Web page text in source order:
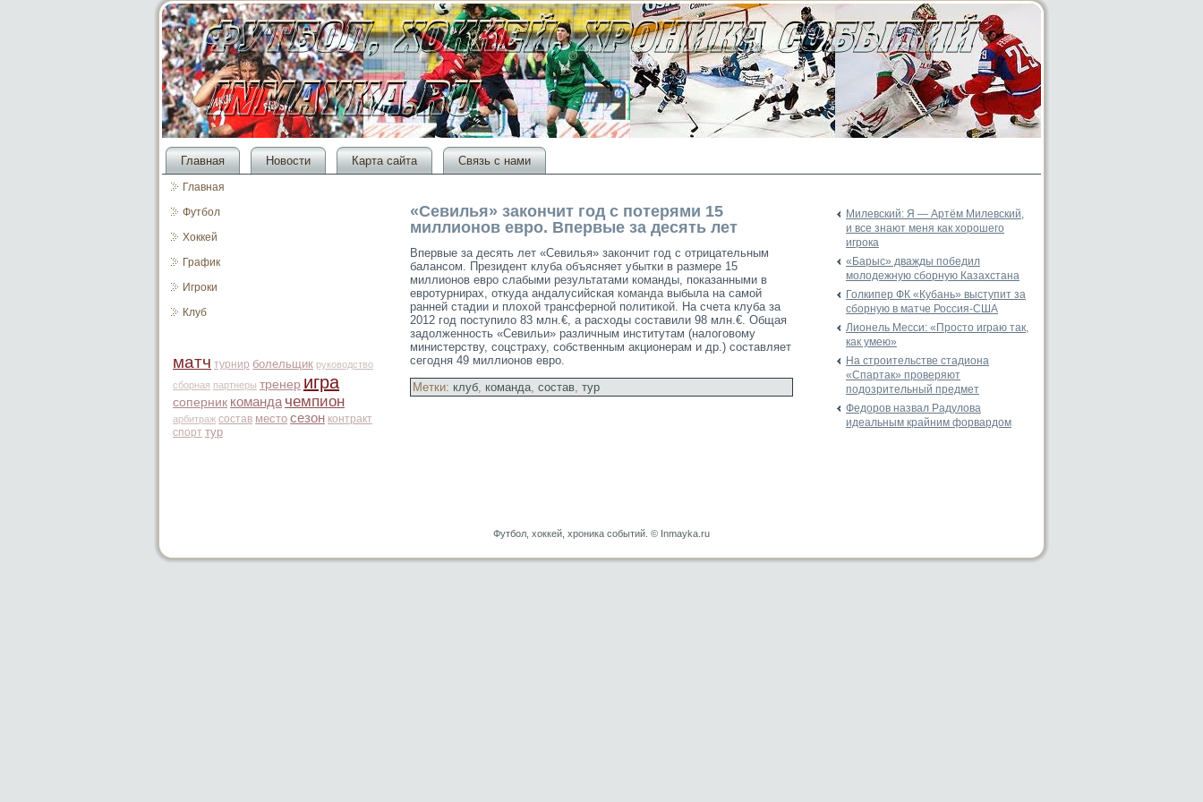
Главная Новости Карта сайта Связь с нами
Главная
Футбол
Хоккей
График
Игроки
Клуб
матч турнир болельщик руководство
сборная партнеры тренер игра
соперник команда чемпион
арбитраж состав место сезон контракт
спорт тур
«Севилья» закончит год с потерями 15
миллионов евро. Впервые за десять лет
Впервые за десять лет «Севилья» закончит год с отрицательным
балансом. Президент клуба объясняет убытки в размере 15
миллионов евро слабыми результатами команды, показанными в
евротурнирах, откуда андалусийская командавыбыла на самой
ранней стадии и плохой трансферной политикой. На счета клуба за
2012 год поступило 83 млн.€, а расходы составили 98 млн.€. Общая
задолженность «Севильи» различным институтам (налоговому
министерству, соцстраху, собственным акционерам и др.) составляет
сегодня 49 миллионов евро.
Метки: клуб, команда, состав, тур
Милевский: Я — Артём Милевский,
и все знают меня как хорошего
игрока
«Барыс» дважды победил
молодежную сборную Казахстана
Голкипер ФК «Кубань» выступит за
сборную в матче Россия-США
Лионель Месси: «Просто играю так,
как умею»
На строительстве стадиона
«Спартак» проверяют
подозрительный предмет
Федоров назвал Радулова
идеальным крайним форвардом
Футбол, хоккей, хроника событий. © Inmayka.ru